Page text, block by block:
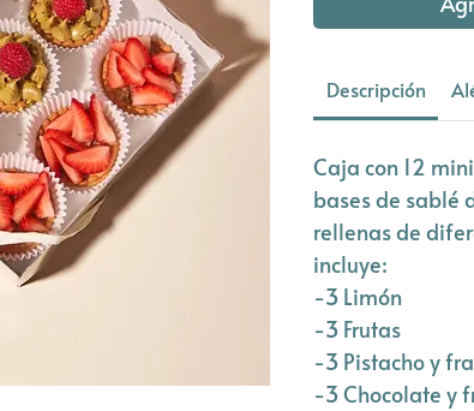
Descripción
Caja con 12
bases de sablé
rellenas de
incluye:
-3 Limón
-3 Frutas
-3 Pistacho y
-3 Chocolate y